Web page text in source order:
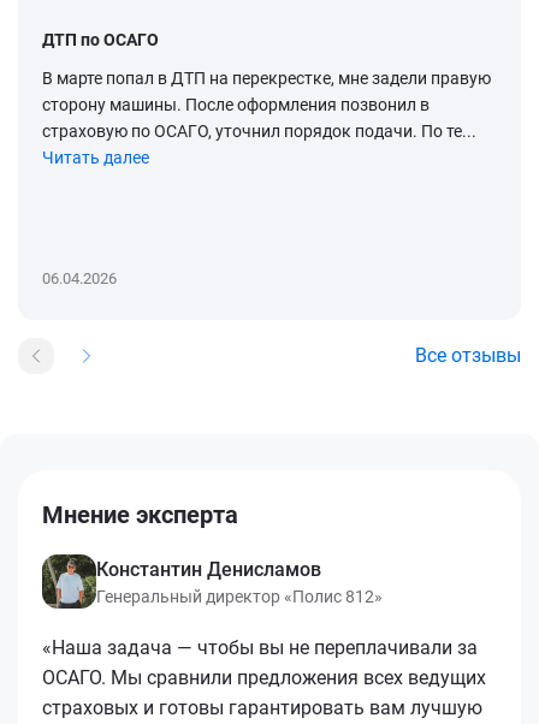
ДТП по ОСАГО
В марте попал в ДТП на перекрестке, мне задели правую
сторону машины. После оформления позвонил в
страховую по ОСАГО, уточнил порядок подачи. По те...
Читать далее
06.04.2026
Все отзывы
Мнение эксперта
Константин Денисламов
Генеральный директор «Полис 812»
«Наша задача — чтобы вы не переплачивали за
ОСАГО. Мы сравнили предложения всех ведущих
страховых и готовы гарантировать вам лучшую